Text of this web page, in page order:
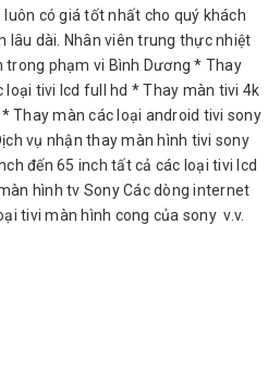
có giá tốt nhất cho quý khách
lâu dài. Nhân viên trung thực nhiệt
trong phạm vi Bình Dương * Thay
loại tivi lcd full hd * Thay màn tivi 4k
Thay màn các loại android tivi sony
vụ nhận thay màn hình tivi sony
đến 65 inch tất cả các loại tivi lcd
hình tv Sony Các dòng internet
tivi màn hình cong của sony v.v.